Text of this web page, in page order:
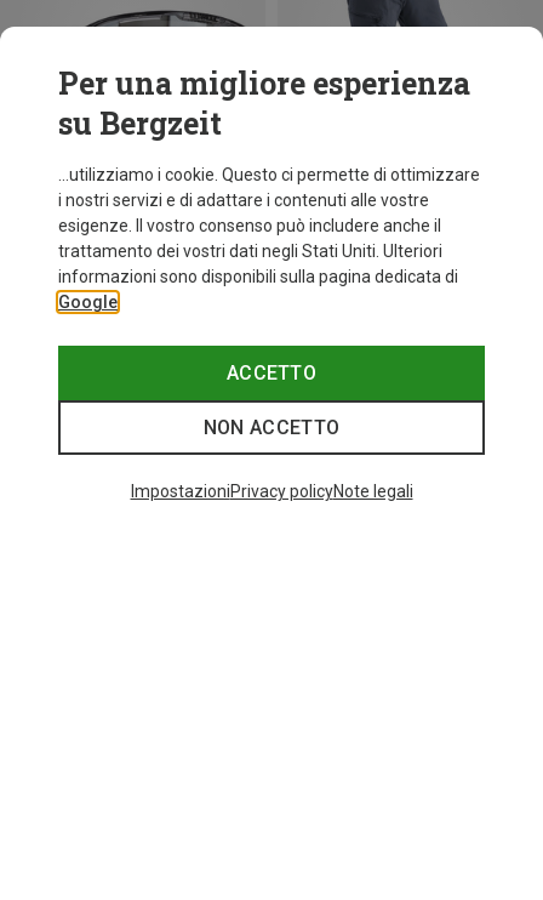
Risparmi 25% fino a 31%
Per una migliore esperienza
su Bergzeit
...utilizziamo i cookie. Questo ci permette di ottimizzare
i nostri servizi e di adattare i contenuti alle vostre
esigenze. Il vostro consenso può includere anche il
trattamento dei vostri dati negli Stati Uniti. Ulteriori
informazioni sono disponibili sulla pagina dedicata di
Google
ACCETTO
NON ACCETTO
ImpostazioniPrivacy policyNote legali